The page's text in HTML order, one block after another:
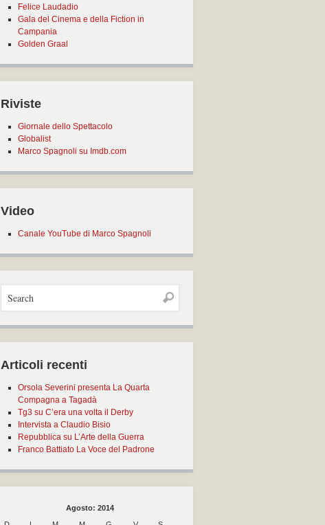
Felice Laudadio
Gala del Cinema e della Fiction in
Campania
Golden Graal
Riviste
Giornale dello Spettacolo
Globalist
Marco Spagnoli su Imdb.com
Video
Canale YouTube di Marco Spagnoli
Articoli recenti
Orsola Severini presenta La Quarta
Compagna a Tagadà
Tg3 su C’era una volta il Derby
Intervista a Claudio Bisio
Repubblica su L’Arte della Guerra
Franco Battiato La Voce del Padrone
Agosto: 2014